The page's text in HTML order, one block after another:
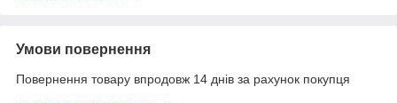
Умови повернення
Повернення товару впродовж 14 днів за рахунок покупця